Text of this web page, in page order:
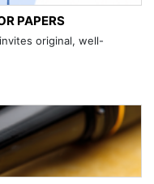
PAPERS
original, well-